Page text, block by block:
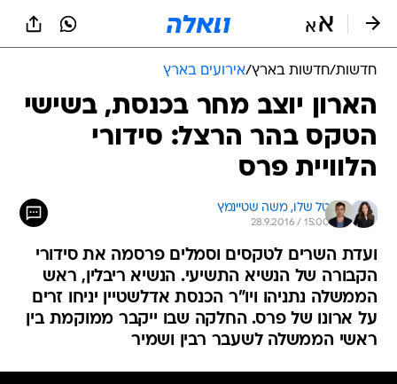
חדשות/חדשות בארץ/אירועים בארץ
הארון יוצב מחר בכנסת, בשישי
הטקס בהר הרצל: סידורי
הלוויית פרס
טל שלו, משה שטיינמץ
28.9.2016 / 15:00
ועדת השרים לטקסים וסמלים פרסמה את סידורי
הקבורה של הנשיא התשיעי. הנשיא ריבלין, ראש
הממשלה נתניהו ויו"ר הכנסת אדלשטיין יניחו זרים
על ארונו של פרס. החלקה שבו ייקבר ממוקמת בין
ראשי הממשלה לשעבר רבין ושמיר